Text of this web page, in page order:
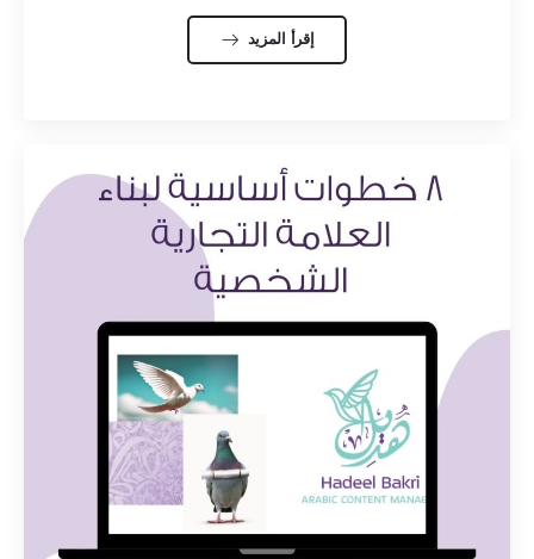
إقرأ المزيد